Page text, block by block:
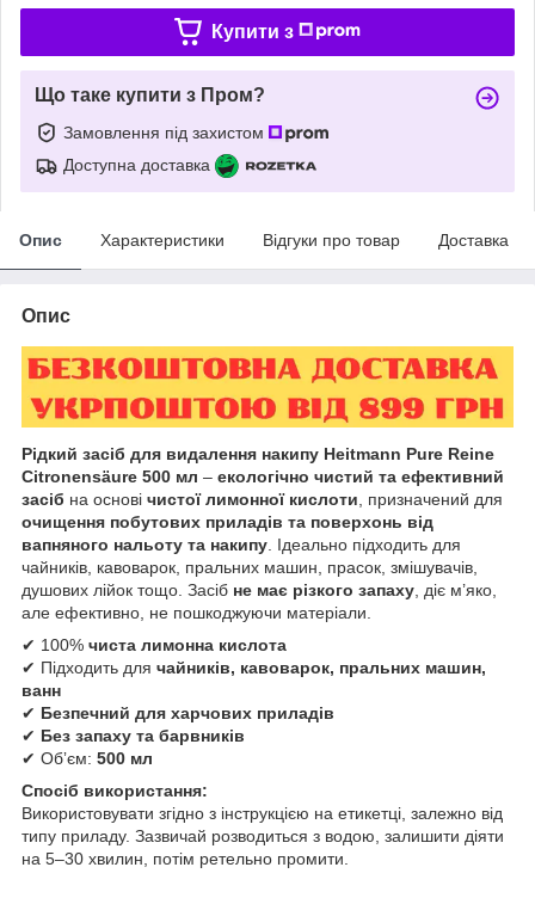
Купити з
Що таке купити з Пром?
Замовлення під захистом
Доступна доставка
Опис Характеристики Відгуки про товар Доставка
Опис
Рідкий засіб для видалення накипу Heitmann Pure Reine
Citronensäure 500 мл – екологічно чистий та ефективний
засіб на основі чистої лимонної кислоти , призначений для
очищення побутових приладів та поверхонь від
вапняного нальоту та накипу . Ідеально підходить для
чайників, кавоварок, пральних машин, прасок, змішувачів,
душових лійок тощо. Засіб не має різкого запаху , діє м’яко,
але ефективно, не пошкоджуючи матеріали.
✔ 100% чиста лимонна кислота
✔ Підходить для чайників, кавоварок, пральних машин,
ванн
✔ Безпечний для харчових приладів
✔ Без запаху та барвників
✔ Обʼєм: 500 мл
Спосіб використання:
Використовувати згідно з інструкцією на етикетці, залежно від
типу приладу. Зазвичай розводиться з водою, залишити діяти
на 5–30 хвилин, потім ретельно промити.